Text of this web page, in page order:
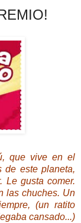
que vive en el
de este planeta,
Le gusta comer.
las chuches. Un
(un ratito
cansado...)